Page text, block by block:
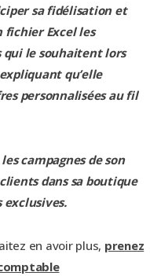
sa fidélisation et
fichier Excel les
qui le souhaitent lors
qu’elle
personnalisées au fil
campagnes de son
dans sa boutique
exclusives.
en avoir plus, prenez